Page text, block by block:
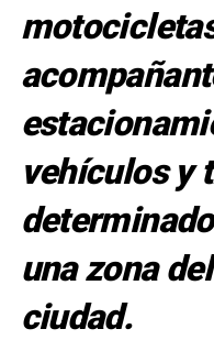
vehículos y
una zona
ciudad.